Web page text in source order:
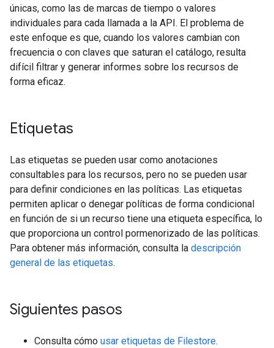
únicas, como las de marcas de tiempo o valores
individuales para cada llamada a la API. El problema de
este enfoque es que, cuando los valores cambian con
frecuencia o con claves que saturan el catálogo, resulta
difícil filtrar y generar informes sobre los recursos de
forma eficaz.
Etiquetas
Las etiquetas se pueden usar como anotaciones
consultables para los recursos, pero no se pueden usar
para definir condiciones en las políticas. Las etiquetas
permiten aplicar o denegar políticas de forma condicional
en función de si un recurso tiene una etiqueta específica, lo
que proporciona un control pormenorizado de las políticas.
Para obtener más información, consulta la descripción
general de las etiquetas.
Siguientes pasos
Consulta cómo usar etiquetas de Filestore.